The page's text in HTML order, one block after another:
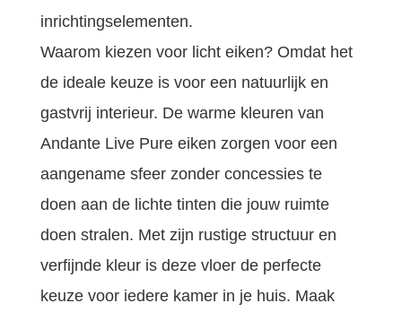
inrichtingselementen.
Waarom kiezen voor licht eiken? Omdat het
de ideale keuze is voor een natuurlijk en
gastvrij interieur. De warme kleuren van
Andante Live Pure eiken zorgen voor een
aangename sfeer zonder concessies te
doen aan de lichte tinten die jouw ruimte
doen stralen. Met zijn rustige structuur en
verfijnde kleur is deze vloer de perfecte
keuze voor iedere kamer in je huis. Maak